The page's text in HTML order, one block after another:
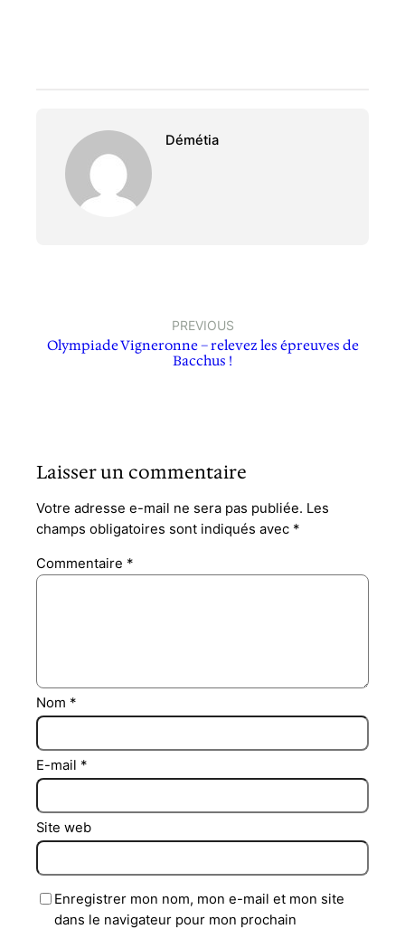
Démétia
PREVIOUS
Olympiade Vigneronne – relevez les épreuves de
Bacchus !
Laisser un commentaire
Votre adresse e-mail ne sera pas publiée. Les
champs obligatoires sont indiqués avec *
Commentaire *
Nom *
E-mail *
Site web
Enregistrer mon nom, mon e-mail et mon site
dans le navigateur pour mon prochain